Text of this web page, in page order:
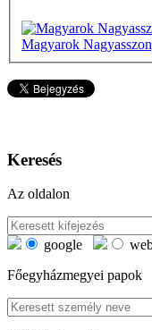
Magyarok
Keresés
Az oldalon
google
Főegyházmegyei papok